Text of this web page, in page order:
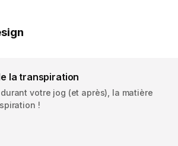
la transpiration
votre jog (et après), la matière
!